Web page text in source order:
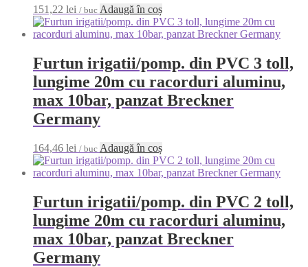
151,22 lei / buc Adaugă în coș
Furtun irigatii/pomp. din PVC 3 toll,
lungime 20m cu racorduri aluminu,
max 10bar, panzat Breckner
Germany
164,46 lei / buc Adaugă în coș
Furtun irigatii/pomp. din PVC 2 toll,
lungime 20m cu racorduri aluminu,
max 10bar, panzat Breckner
Germany